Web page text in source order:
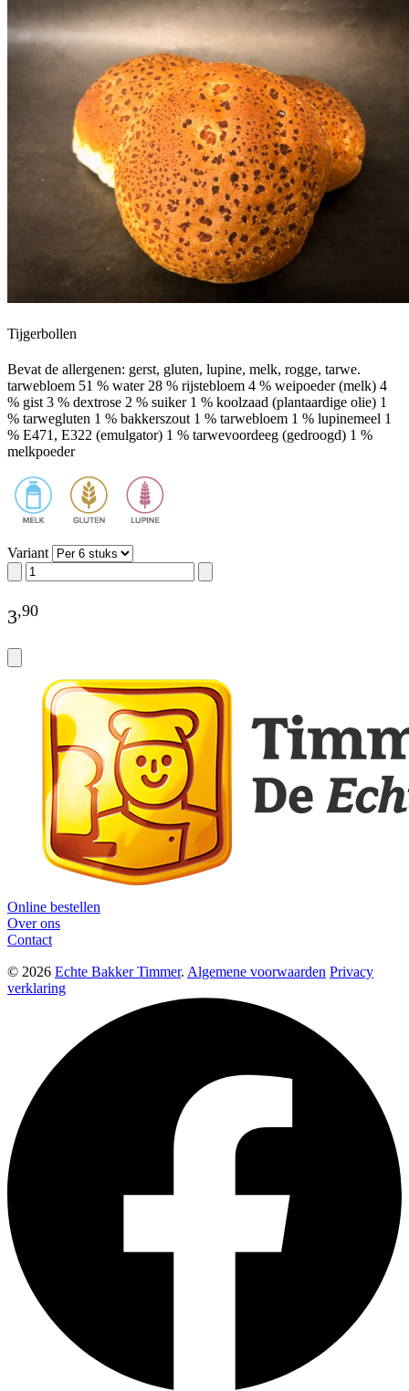
Tijgerbollen
Bevat de allergenen: gerst, gluten, lupine, melk, rogge, tarwe.
tarwebloem 51 % water 28 % rijstebloem 4 % weipoeder (melk) 4
% gist 3 % dextrose 2 % suiker 1 % koolzaad (plantaardige olie) 1
% tarwegluten 1 % bakkerszout 1 % tarwebloem 1 % lupinemeel 1
% E471, E322 (emulgator) 1 % tarwevoordeeg (gedroogd) 1 %
melkpoeder
Variant
3,90
Online bestellen
Over ons
Contact
© 2026 Echte Bakker Timmer. Algemene voorwaarden Privacy
verklaring